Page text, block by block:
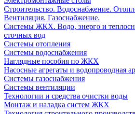
Строительство. Водоснабжение.
Вентиляция. Газоснабжение.
Системы ЖКХ. Водо, энерго и
сточных вод
Системы отопления
Системы водоснабжения
Наглядные пособия по ЖКХ
Насосные агрегаты и водопроводная
Системы газоснабжения
Системы вентиляции
Технологии и средства очистки воды
Монтаж и наладка систем ЖКХ